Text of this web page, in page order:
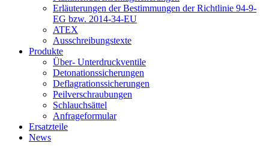
Erläuterungen der Bestimmungen der Richtlinie 94-9-
EG bzw. 2014-34-EU
ATEX
Ausschreibungstexte
Produkte
Über- Unterdruckventile
Detonationssicherungen
Deflagrationssicherungen
Peilverschraubungen
Schlauchsättel
Anfrageformular
Ersatzteile
News